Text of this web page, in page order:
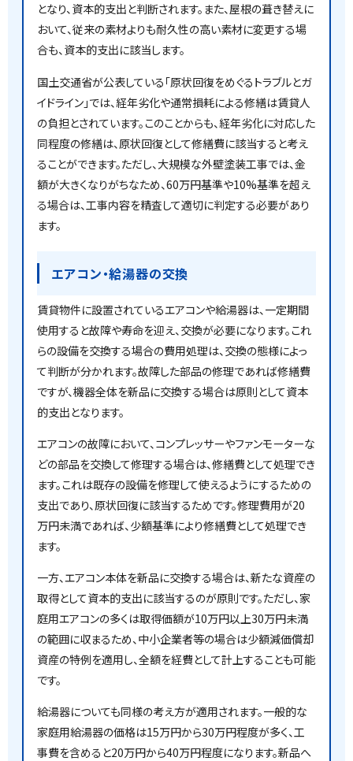
となり、資本的支出と判断されます。また、屋根の葺き替えに
おいて、従来の素材よりも耐久性の高い素材に変更する場
合も、資本的支出に該当します。
国土交通省が公表している「原状回復をめぐるトラブルとガ
イドライン」では、経年劣化や通常損耗による修繕は賃貸人
の負担とされています。このことからも、経年劣化に対応した
同程度の修繕は、原状回復として修繕費に該当すると考え
ることができます。ただし、大規模な外壁塗装工事では、金
額が大きくなりがちなため、60万円基準や10%基準を超え
る場合は、工事内容を精査して適切に判定する必要があり
ます。
エアコン・給湯器の交換
賃貸物件に設置されているエアコンや給湯器は、一定期間
使用すると故障や寿命を迎え、交換が必要になります。これ
らの設備を交換する場合の費用処理は、交換の態様によっ
て判断が分かれます。故障した部品の修理であれば修繕費
ですが、機器全体を新品に交換する場合は原則として資本
的支出となります。
エアコンの故障において、コンプレッサーやファンモーターな
どの部品を交換して修理する場合は、修繕費として処理でき
ます。これは既存の設備を修理して使えるようにするための
支出であり、原状回復に該当するためです。修理費用が20
万円未満であれば、少額基準により修繕費として処理でき
ます。
一方、エアコン本体を新品に交換する場合は、新たな資産の
取得として資本的支出に該当するのが原則です。ただし、家
庭用エアコンの多くは取得価額が10万円以上30万円未満
の範囲に収まるため、中小企業者等の場合は少額減価償却
資産の特例を適用し、全額を経費として計上することも可能
です。
給湯器についても同様の考え方が適用されます。一般的な
家庭用給湯器の価格は15万円から30万円程度が多く、工
事費を含めると20万円から40万円程度になります。新品へ